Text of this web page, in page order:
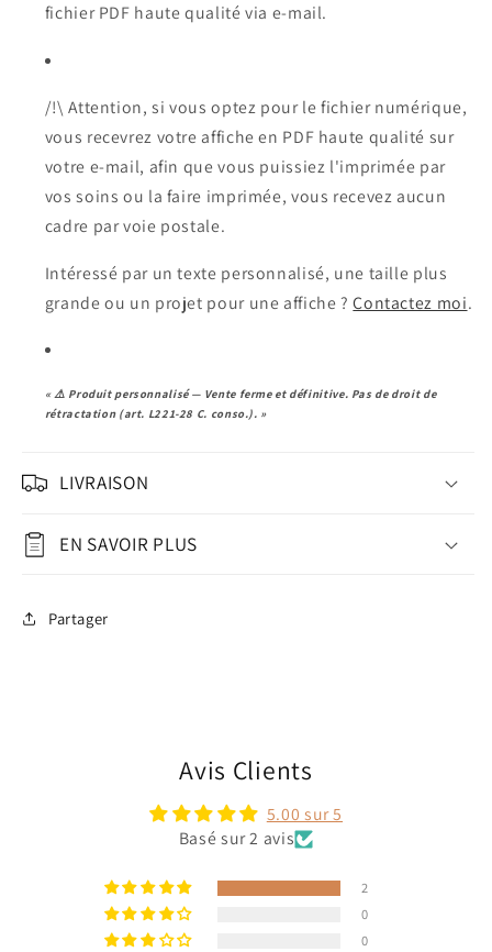
fichier PDF haute qualité via e-mail.
/!\ Attention, si vous optez pour le fichier numérique,
vous recevrez votre affiche en PDF haute qualité sur
votre e-mail, afin que vous puissiez l'imprimée par
vos soins ou la faire imprimée, vous recevez aucun
cadre par voie postale.
Intéressé par un texte personnalisé, une taille plus
grande ou un projet pour une affiche ? Contactez moi.
« ⚠️ Produit personnalisé — Vente ferme et définitive. Pas de droit de
rétractation (art. L221-28 C. conso.). »
LIVRAISON
EN SAVOIR PLUS
Partager
Avis Clients
5.00 sur 5
Basé sur 2 avis
2
0
0